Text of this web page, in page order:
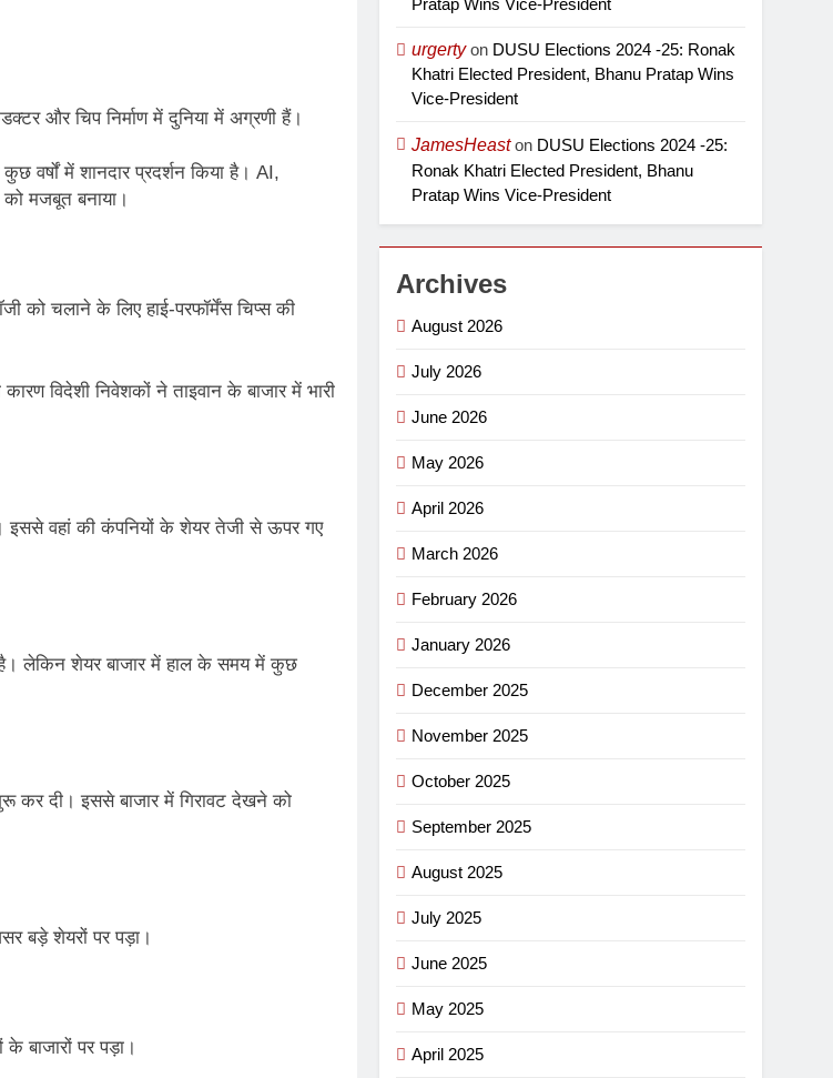
और चिप निर्माण में दुनिया में अग्रणी हैं।
में शानदार प्रदर्शन किया है। AI,
मजबूत बनाया।
को चलाने के लिए हाई-परफॉर्मेंस चिप्स की
विदेशी निवेशकों ने ताइवान के बाजार में भारी
इससे वहां की कंपनियों के शेयर तेजी से ऊपर गए
है। लेकिन शेयर बाजार में हाल के समय में कुछ
कर दी। इससे बाजार में गिरावट देखने को
बड़े शेयरों पर पड़ा।
बाजारों पर पड़ा।
Pratap Wins Vice-President
urgertyon DUSU Elections 2024 -25: Ronak
Khatri Elected President, Bhanu Pratap Wins
Vice-President
JamesHeaston DUSU Elections 2024 -25:
Ronak Khatri Elected President, Bhanu
Pratap Wins Vice-President
Archives
August 2026
July 2026
June 2026
May 2026
April 2026
March 2026
February 2026
January 2026
December 2025
November 2025
October 2025
September 2025
August 2025
July 2025
June 2025
May 2025
April 2025